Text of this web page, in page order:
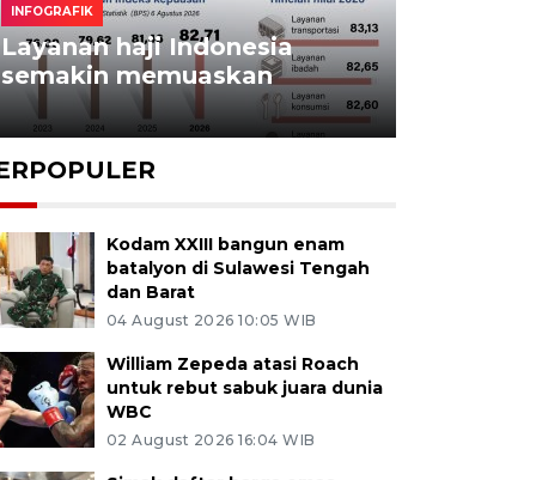
INFOGRAFIK
Layanan haji Indonesia
semakin memuaskan
Kodam XXIII bangun enam
batalyon di Sulawesi Tengah
dan Barat
04 August 2026 10:05 WIB
William Zepeda atasi Roach
untuk rebut sabuk juara dunia
WBC
02 August 2026 16:04 WIB